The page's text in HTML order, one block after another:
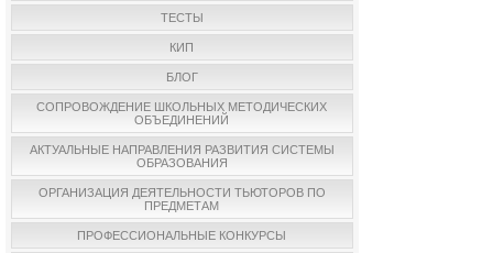
ТЕСТЫ
КИП
БЛОГ
СОПРОВОЖДЕНИЕ ШКОЛЬНЫХ МЕТОДИЧЕСКИХ
ОБЪЕДИНЕНИЙ
АКТУАЛЬНЫЕ НАПРАВЛЕНИЯ РАЗВИТИЯ СИСТЕМЫ
ОБРАЗОВАНИЯ
ОРГАНИЗАЦИЯ ДЕЯТЕЛЬНОСТИ ТЬЮТОРОВ ПО
ПРЕДМЕТАМ
ПРОФЕССИОНАЛЬНЫЕ КОНКУРСЫ